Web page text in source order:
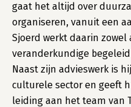
gaat het altijd over
organiseren, vanuit een
Sjoerd werkt daarin
veranderkundige
Naast zijn advieswerk is
culturele sector en geeft
leiding aan het team van